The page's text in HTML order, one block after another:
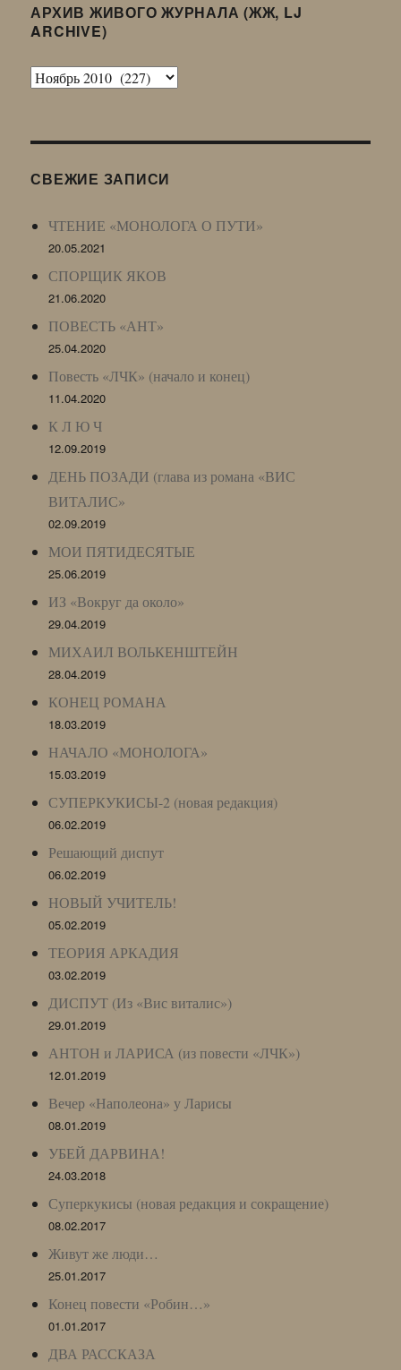
АРХИВ ЖИВОГО ЖУРНАЛА (ЖЖ, LJ
ARCHIVE)
Архив
LJ
СВЕЖИЕ ЗАПИСИ
ЧТЕНИЕ «МОНОЛОГА О ПУТИ»
20.05.2021
СПОРЩИК ЯКОВ
21.06.2020
ПОВЕСТЬ «АНТ»
25.04.2020
Повесть «ЛЧК» (начало и конец)
11.04.2020
К Л Ю Ч
12.09.2019
ДЕНЬ ПОЗАДИ (глава из романа «ВИС
ВИТАЛИС»
02.09.2019
МОИ ПЯТИДЕСЯТЫЕ
25.06.2019
ИЗ «Вокруг да около»
29.04.2019
МИХАИЛ ВОЛЬКЕНШТЕЙН
28.04.2019
КОНЕЦ РОМАНА
18.03.2019
НАЧАЛО «МОНОЛОГА»
15.03.2019
СУПЕРКУКИСЫ-2 (новая редакция)
06.02.2019
Решающий диспут
06.02.2019
НОВЫЙ УЧИТЕЛЬ!
05.02.2019
ТЕОРИЯ АРКАДИЯ
03.02.2019
ДИСПУТ (Из «Вис виталис»)
29.01.2019
АНТОН и ЛАРИСА (из повести «ЛЧК»)
12.01.2019
Вечер «Наполеона» у Ларисы
08.01.2019
УБЕЙ ДАРВИНА!
24.03.2018
Суперкукисы (новая редакция и сокращение)
08.02.2017
Живут же люди…
25.01.2017
Конец повести «Робин…»
01.01.2017
ДВА РАССКАЗА